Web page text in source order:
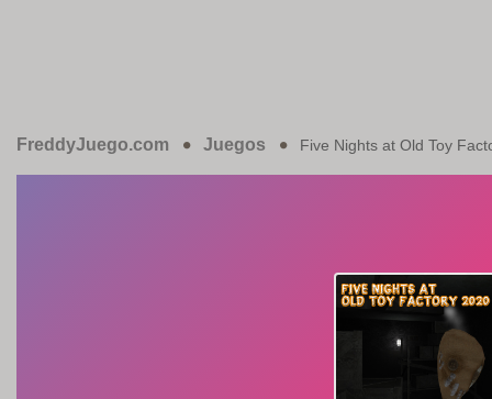
FreddyJuego.com Juegos Five Nights at Old Toy